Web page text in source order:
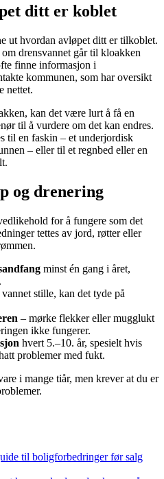
ditt er koblet
ut hvordan avløpet ditt er tilkoblet.
drensvannet går til kloakken
finne informasjon i
kommunen, som har oversikt
nettet.
kan det være lurt å få en
til å vurdere om det kan endres.
til en faskin – et underjordisk
– eller til et regnbed eller en
og drenering
for å fungere som det
tettes av jord, røtter eller
minst én gang i året,
vannet stille, kan det tyde på
– mørke flekker eller mugglukt
ikke fungerer.
hvert 5.–10. år, spesielt hvis
problemer med fukt.
i mange tiår, men krever at du er
til boligforbedringer før salg